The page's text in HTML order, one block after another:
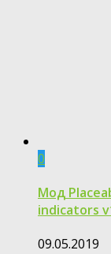
0
Moд
indicators
09.05.2019